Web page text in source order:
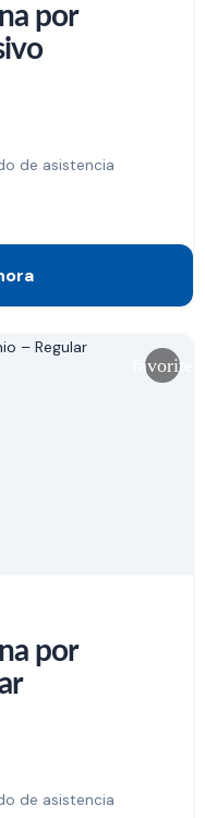
por
de asistencia
favorite
por
de asistencia